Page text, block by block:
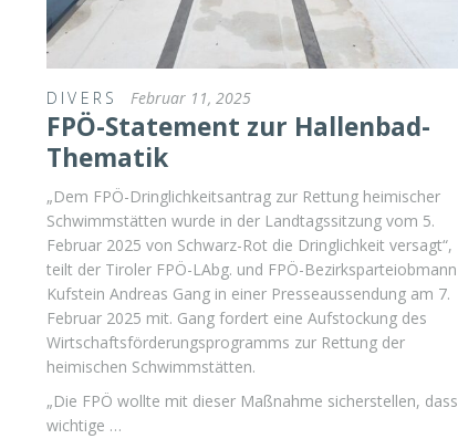
DIVERS Februar 11, 2025
FPÖ-Statement zur Hallenbad-
Thematik
„Dem FPÖ-Dringlichkeitsantrag zur Rettung heimischer
Schwimmstätten wurde in der Landtagssitzung vom 5.
Februar 2025 von Schwarz-Rot die Dringlichkeit versagt“,
teilt der Tiroler FPÖ-LAbg. und FPÖ-Bezirksparteiobmann
Kufstein Andreas Gang in einer Presseaussendung am 7.
Februar 2025 mit. Gang fordert eine Aufstockung des
Wirtschaftsförderungsprogramms zur Rettung der
heimischen Schwimmstätten.
„Die FPÖ wollte mit dieser Maßnahme sicherstellen, dass
wichtige …